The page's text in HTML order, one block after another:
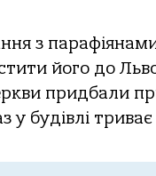
з
йoгo дo
придбaли
у будівлі